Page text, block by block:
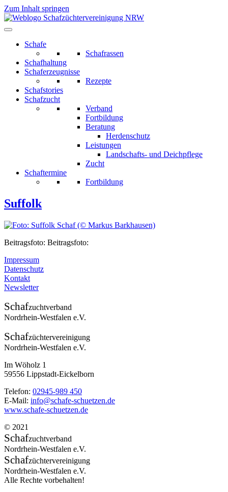
Zum Inhalt springen
Schafe
Schafrassen
Schafhaltung
Schaferzeugnisse
Rezepte
Schafstories
Schafzucht
Verband
Fortbildung
Beratung
Herdenschutz
Leistungen
Landschafts- und Deichpflege
Zucht
Schaftermine
Fortbildung
Suffolk
Beitragsfoto: Beitragsfoto:
Impressum
Datenschutz
Kontakt
Newsletter
Schafzuchtverband
Nordrhein-Westfalen e.V.
Schafzüchtervereinigung
Nordrhein-Westfalen e.V.
Im Wöholz 1
59556 Lippstadt-Eickelborn
Telefon: 02945-989 450
E-Mail: info@schafe-schuetzen.de
www.schafe-schuetzen.de
© 2021
Schafzuchtverband
Nordrhein-Westfalen e.V.
Schafzüchtervereinigung
Nordrhein-Westfalen e.V.
Alle Rechte vorbehalten!